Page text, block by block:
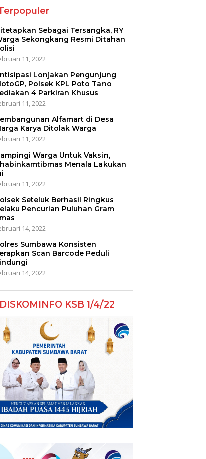
Sebagai Tersangka, RY
Sekongkang Resmi Ditahan
11, 2022
Lonjakan Pengunjung
Polsek KPL Poto Tano
4 Parkiran Khusus
11, 2022
Alfamart di Desa
Karya Ditolak Warga
11, 2022
Warga Untuk Vaksin,
Menala Lakukan
11, 2022
Seteluk Berhasil Ringkus
Pencurian Puluhan Gram
14, 2022
Sumbawa Konsisten
Scan Barcode Peduli
14, 2022
KSB 1/4/22